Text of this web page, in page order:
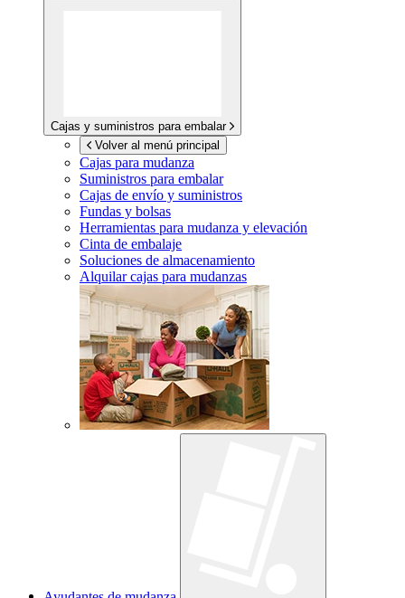
Cajas y suministros para embalar
Volver al menú principal
Cajas para mudanza
Suministros para embalar
Cajas de envío y suministros
Fundas y bolsas
Herramientas para mudanza y elevación
Cinta de embalaje
Soluciones de almacenamiento
Alquilar cajas para mudanzas